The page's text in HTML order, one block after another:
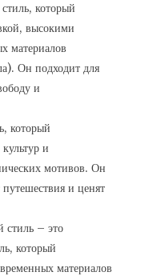
который
высокими
материалов
Он подходит для
и
который
и
мотивов. Он
и ценят
стиль – это
который
материалов